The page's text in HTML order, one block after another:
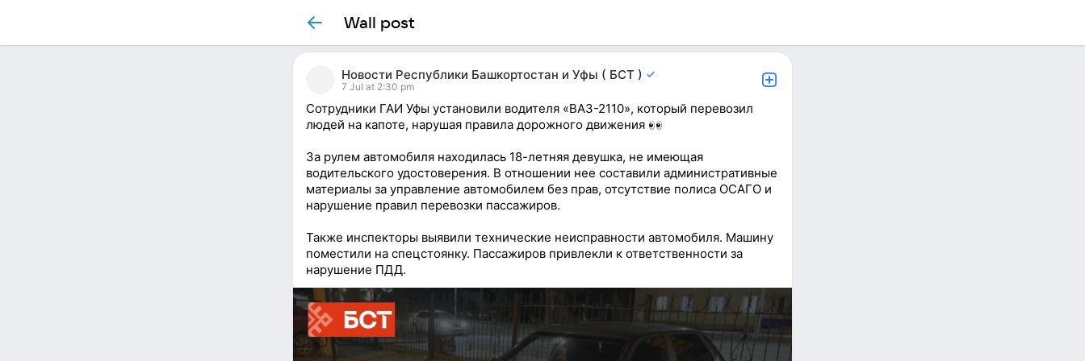
Wall post
Новости Республики Башкортостан и Уфы ( БСТ )
7 Jul at 2:30 pm
Сотрудники ГАИ Уфы установили водителя «ВАЗ-2110», который перевозил
людей на капоте, нарушая правила дорожного движения
За рулем автомобиля находилась 18-летняя девушка, не имеющая
водительского удостоверения. В отношении нее составили административные
материалы за управление автомобилем без прав, отсутствие полиса ОСАГО и
нарушение правил перевозки пассажиров.
Также инспекторы выявили технические неисправности автомобиля. Машину
поместили на спецстоянку. Пассажиров привлекли к ответственности за
нарушение ПДД.